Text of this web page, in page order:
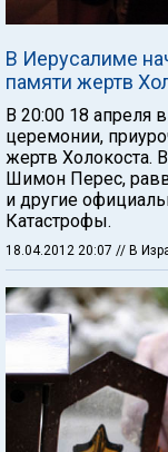
В Иерусалиме
памяти жертв
В 20:00 18 апреля
церемонии,
жертв Холокоста.
Шимон Перес,
и другие
Катастрофы.
18.04.2012 20:07 // В